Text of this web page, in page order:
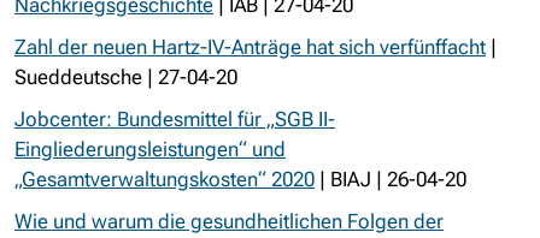
Nachkriegsgeschichte | IAB | 27-04-20
Zahl der neuen Hartz-IV-Anträge hat sich verfünffacht |
Sueddeutsche | 27-04-20
Jobcenter: Bundesmittel für „SGB II-
Eingliederungsleistungen“ und
„Gesamtverwaltungskosten“ 2020 | BIAJ | 26-04-20
Wie und warum die gesundheitlichen Folgen der